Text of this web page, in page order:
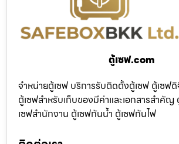
ตู้เซฟ.com
จำหน่ายตู้เซฟ บริการรับติดตั้งตู้เซฟ ตู้เซฟ
ตู้เซฟสำหรับเก็บของมีค่าและเอกสารสำคัญ
เซฟสำนักงาน ตู้เซฟกันน้ำ ตู้เซฟกันไฟ